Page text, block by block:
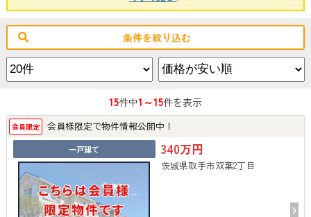
条件を絞り込む
15件中1～15件を表示
会員限定 会員様限定で物件情報公開中！
一戸建て 340万円
茨城県取手市双葉2丁目